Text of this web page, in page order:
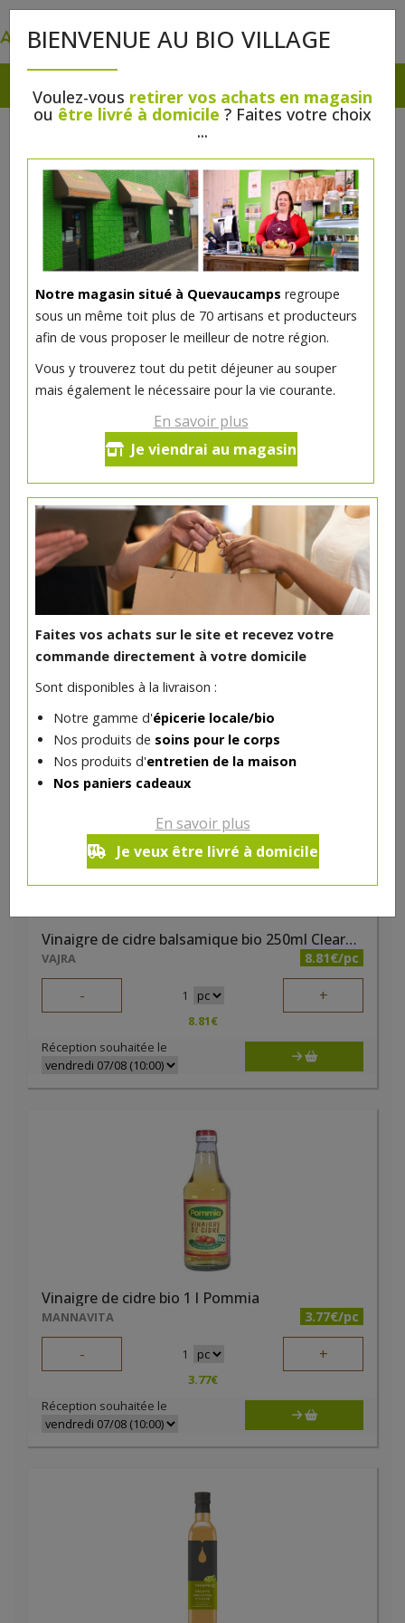
BIENVENUE AU BIO VILLAGE
Voulez-vous retirer vos achats en magasin
ou être livré à domicile ? Faites votre choix
...
Notre magasin situé à Quevaucamps regroupe
sous un même toit plus de 70 artisans et producteurs
afin de vous proposer le meilleur de notre région.
Vous y trouverez tout du petit déjeuner au souper
mais également le nécessaire pour la vie courante.
En savoir plus
Je viendrai au magasin
Faites vos achats sur le site et recevez votre
commande directement à votre domicile
Sont disponibles à la livraison :
Notre gamme d'épicerie locale/bio
Nos produits de soins pour le corps
Nos produits d'entretien de la maison
Nos paniers cadeaux
En savoir plus
Je veux être livré à domicile
Vinaigre de framboise bio 25cl E.
- 1 pc
6.9
Réception souhaitée le
DANS LA MÊME CATÉGORIE ...
Vinaigre de cidre balsamique bio 250ml Clearspring
VAJRA 8.81€/pc
- 1 +
8.81€
Réception souhaitée le
Vinaigre de cidre bio 1 l Pommia
MANNAVITA 3.77€/pc
- 1 +
3.77€
Réception souhaitée le